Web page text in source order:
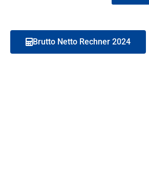
Brutto Netto Rechner 2024